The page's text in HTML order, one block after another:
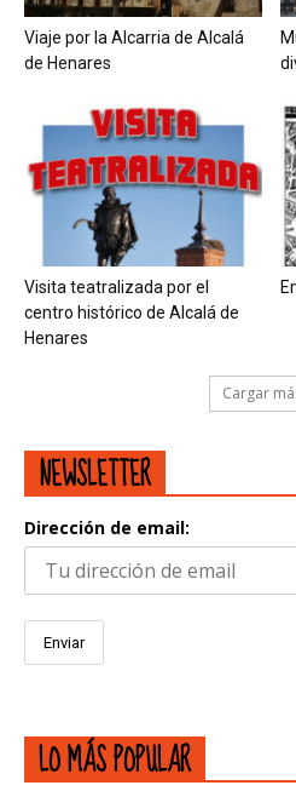
Viaje por la Alcarria de Alcalá
de Henares
Visita teatralizada por el
centro histórico de Alcalá de
Henares
Cargar
NEWSLETTER
Dirección de email:
LO MÁS POPULAR